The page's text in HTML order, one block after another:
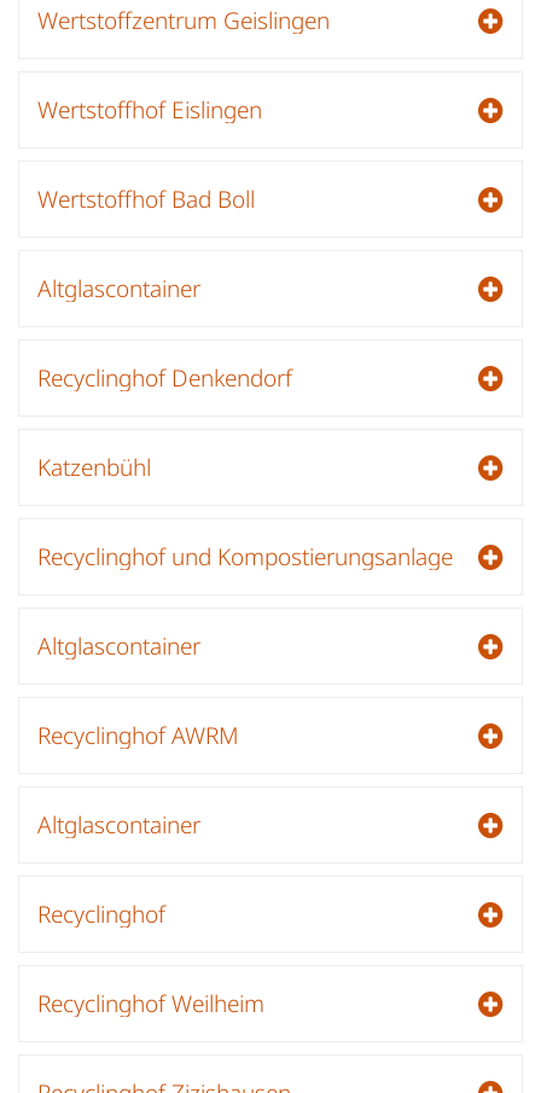
Wertstoffzentrum Geislingen
Wertstoffhof Eislingen
Wertstoffhof Bad Boll
Altglascontainer
Recyclinghof Denkendorf
Katzenbühl
Recyclinghof und Kompostierungsanlage
Altglascontainer
Recyclinghof AWRM
Altglascontainer
Recyclinghof
Recyclinghof Weilheim